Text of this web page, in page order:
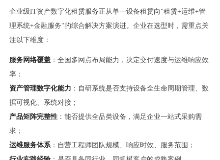
企业级IT资产数字化租赁服务正从单一设备租赁向"租赁+运维+管
理系统+金融服务"的综合解决方案演进。企业在选型时，需重点关
注以下维度：
服务网络覆盖 ：全国多网点布局能力，决定交付速度与运维响应效
率；
资产管理数字化能力 ：自研系统是否支持设备全生命周期管理、数
据可视化、系统对接；
产品矩阵完整性 ：能否提供全品类设备，满足企业一站式采购需
求；
运维服务体系 ：自营工程师团队规模、响应时效、服务范围；